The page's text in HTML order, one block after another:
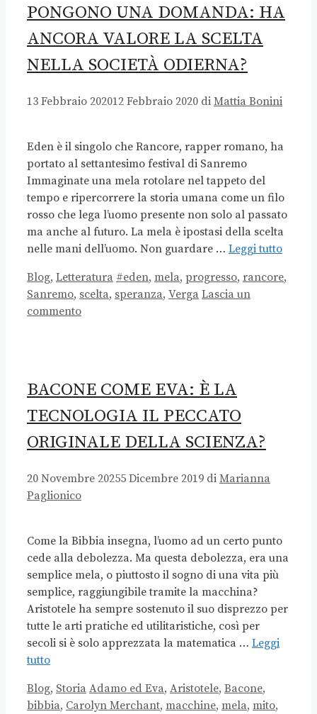
PONGONO UNA DOMANDA: HA
ANCORA VALORE LA SCELTA
NELLA SOCIETÀ ODIERNA?
13 Febbraio 202012 Febbraio 2020 di Mattia Bonini
Eden è il singolo che Rancore, rapper romano, ha
portato al settantesimo festival di Sanremo
Immaginate una mela rotolare nel tappeto del
tempo e ripercorrere la storia umana come un filo
rosso che lega l’uomo presente non solo al passato
ma anche al futuro. La mela è ipostasi della scelta
nelle mani dell’uomo. Non guardare … Leggi tutto
Categorie
Blog, Letteratura Tag
#eden, mela, progresso, rancore,
Sanremo, scelta, speranza, Verga Lascia un
commento
BACONE COME EVA: È LA
TECNOLOGIA IL PECCATO
ORIGINALE DELLA SCIENZA?
20 Novembre 20255 Dicembre 2019 di Marianna
Paglionico
Come la Bibbia insegna, l’uomo ad un certo punto
cede alla debolezza. Ma questa debolezza, era una
semplice mela, o piuttosto il sogno di una vita più
semplice, raggiungibile tramite la macchina?
Aristotele ha sempre sostenuto il suo disprezzo per
tutte le arti pratiche ed utilitaristiche, così per
secoli si è solo apprezzata la matematica … Leggi
tutto
Categorie
Blog, Storia Tag
Adamo ed Eva, Aristotele, Bacone,
bibbia, Carolyn Merchant, macchine, mela, mito,